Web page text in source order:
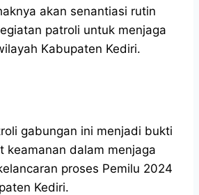
akan senantiasi rutin
patroli untuk menjaga
Kabupaten Kediri.
gabungan ini menjadi bukti
keamanan dalam menjaga
proses Pemilu 2024
Kediri.